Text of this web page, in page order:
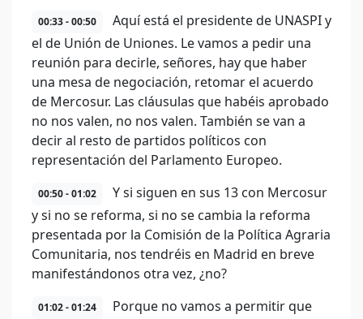
00:33 - 00:50
Aquí está el presidente de UNASPI y
el de Unión de Uniones. Le vamos a pedir una
reunión para decirle, señores, hay que haber
una mesa de negociación, retomar el acuerdo
de Mercosur. Las cláusulas que habéis aprobado
no nos valen, no nos valen. También se van a
decir al resto de partidos políticos con
representación del Parlamento Europeo.
00:50 - 01:02
Y si siguen en sus 13 con Mercosur
y si no se reforma, si no se cambia la reforma
presentada por la Comisión de la Política Agraria
Comunitaria, nos tendréis en Madrid en breve
manifestándonos otra vez, ¿no?
01:02 - 01:24
Porque no vamos a permitir que